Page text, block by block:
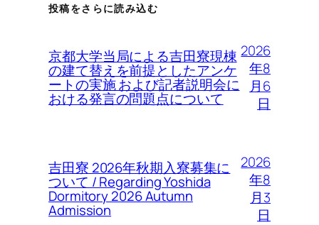
投稿をさらに読み込む
京都大学当局による吉田寮現棟
の建て替えを前提としたアンケ
ートの実施 および記者説明会に
おける発言の問題点について
2026
年8
月6
日
吉田寮 2026年秋期入寮募集に
ついて / Regarding Yoshida
Dormitory 2026 Autumn
Admission
2026
年8
月3
日